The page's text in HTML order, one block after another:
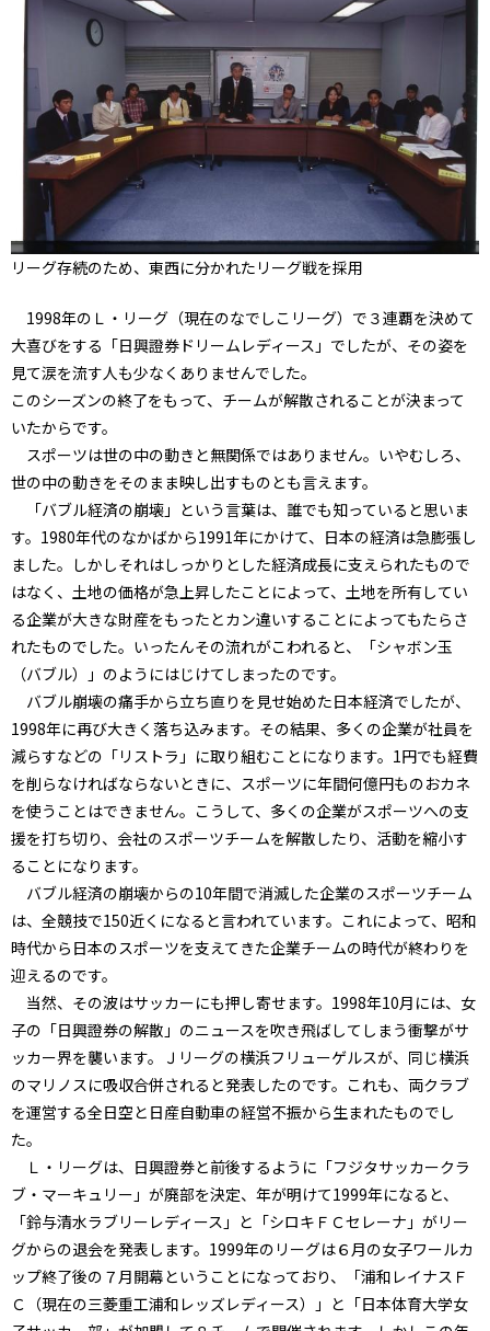
リーグ存続のため、東西に分かれたリーグ戦を採用
1998年のＬ・リーグ（現在のなでしこリーグ）で３連覇を決めて
大喜びをする「日興證券ドリームレディース」でしたが、その姿を
見て涙を流す人も少なくありませんでした。
このシーズンの終了をもって、チームが解散されることが決まって
いたからです。
スポーツは世の中の動きと無関係ではありません。いやむしろ、
世の中の動きをそのまま映し出すものとも言えます。
「バブル経済の崩壊」という言葉は、誰でも知っていると思いま
す。1980年代のなかばから1991年にかけて、日本の経済は急膨張し
ました。しかしそれはしっかりとした経済成長に支えられたもので
はなく、土地の価格が急上昇したことによって、土地を所有してい
る企業が大きな財産をもったとカン違いすることによってもたらさ
れたものでした。いったんその流れがこわれると、「シャボン玉
（バブル）」のようにはじけてしまったのです。
バブル崩壊の痛手から立ち直りを見せ始めた日本経済でしたが、
1998年に再び大きく落ち込みます。その結果、多くの企業が社員を
減らすなどの「リストラ」に取り組むことになります。1円でも経費
を削らなければならないときに、スポーツに年間何億円ものおカネ
を使うことはできません。こうして、多くの企業がスポーツへの支
援を打ち切り、会社のスポーツチームを解散したり、活動を縮小す
ることになります。
バブル経済の崩壊からの10年間で消滅した企業のスポーツチーム
は、全競技で150近くになると言われています。これによって、昭和
時代から日本のスポーツを支えてきた企業チームの時代が終わりを
迎えるのです。
当然、その波はサッカーにも押し寄せます。1998年10月には、女
子の「日興證券の解散」のニュースを吹き飛ばしてしまう衝撃がサ
ッカー界を襲います。Ｊリーグの横浜フリューゲルスが、同じ横浜
のマリノスに吸収合併されると発表したのです。これも、両クラブ
を運営する全日空と日産自動車の経営不振から生まれたものでし
た。
Ｌ・リーグは、日興證券と前後するように「フジタサッカークラ
ブ・マーキュリー」が廃部を決定、年が明けて1999年になると、
「鈴与清水ラブリーレディース」と「シロキＦＣセレーナ」がリー
グからの退会を発表します。1999年のリーグは６月の女子ワールカ
ップ終了後の７月開幕ということになっており、「浦和レイナスＦ
Ｃ（現在の三菱重工浦和レッズレディース）」と「日本体育大学女